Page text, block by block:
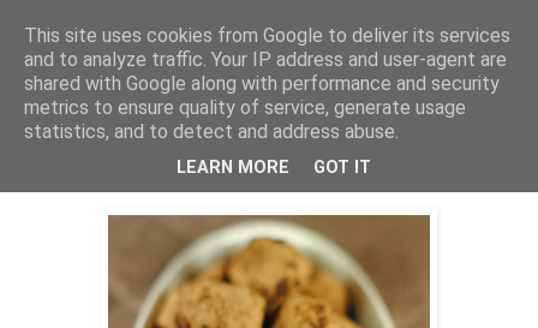
THURSDAYSCOOKING
četvrtak, 12. studenoga 2015.
Kuglice od buče
This site uses cookies from Google to deliver its services
and to analyze traffic. Your IP address and user-agent are
shared with Google along with performance and security
metrics to ensure quality of service, generate usage
statistics, and to detect and address abuse.
LEARN MORE GOT IT